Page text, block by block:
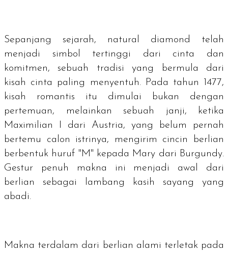
Sepanjang sejarah, natural diamond telah
menjadi simbol tertinggi dari cinta dan
komitmen, sebuah tradisi yang bermula dari
kisah cinta paling menyentuh. Pada tahun 1477,
kisah romantis itu dimulai bukan dengan
pertemuan, melainkan sebuah janji, ketika
Maximilian I dari Austria, yang belum pernah
bertemu calon istrinya, mengirim cincin berlian
berbentuk huruf "M" kepada Mary dari Burgundy.
Gestur penuh makna ini menjadi awal dari
berlian sebagai lambang kasih sayang yang
abadi.
Makna terdalam dari berlian alami terletak pada